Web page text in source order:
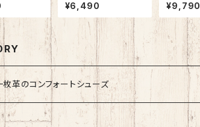
¥6,490 ¥9,790
のコンフォートシューズ